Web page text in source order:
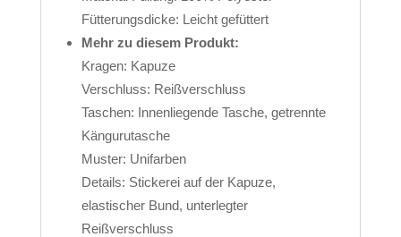
Fütterungsdicke: Leicht gefüttert
Mehr zu diesem Produkt:
Kragen: Kapuze
Verschluss: Reißverschluss
Taschen: Innenliegende Tasche, getrennte
Kängurutasche
Muster: Unifarben
Details: Stickerei auf der Kapuze,
elastischer Bund, unterlegter
Reißverschluss